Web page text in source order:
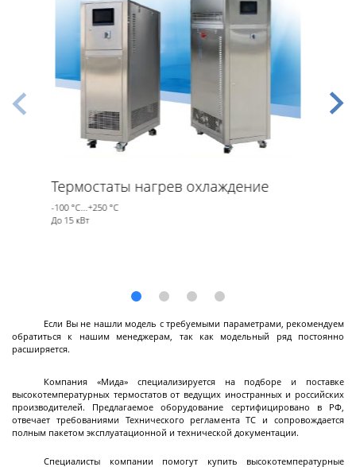
действия
Ректификационные колонны непрерывного
действия
Лабораторные ректификационные колонны
Реакторы
Стальные химические реакторы
Вакуумно-компрессионный химический
реактор
Высокотемпературный реактор с модулем
ректификации
Смесители с магнитным приводом
Реакторы высокого давления
Реакторы
стеклянные
Термостаты нагрев охлаждение
-100 °С...+250 °С
До 15 кВт
Если Вы не нашли модель с требуемыми параметрами, рекомендуем
обратиться к нашим менеджерам, так как модельный ряд постоянно
расширяется.
Компания «Мида» специализируется на подборе и поставке
высокотемпературных термостатов от ведущих иностранных и российских
производителей. Предлагаемое оборудование сертифицировано в РФ,
отвечает требованиями Технического регламента ТС и сопровождается
полным пакетом эксплуатационной и технической документации.
Специалисты компании помогут купить высокотемпературные